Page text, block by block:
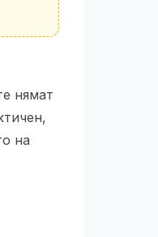
нямат
на